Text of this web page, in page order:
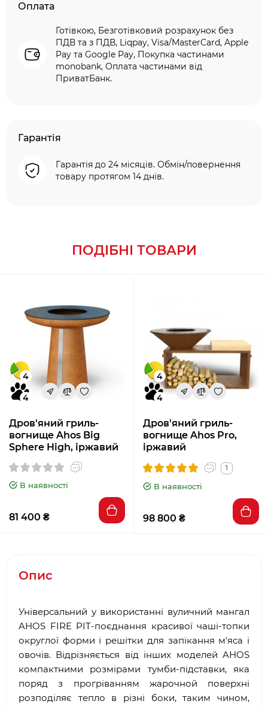
Оплата
Готівкою, Безготівковий розрахунок без
ПДВ та з ПДВ, Liqpay, Visa/MasterCard, Apple
Pay та Google Pay, Покупка частинами
monobank, Оплата частинами від
ПриватБанк.
Гарантія
Гарантія до 24 місяців. Обмін/повернення
товару протягом 14 днів.
ПОДІБНІ ТОВАРИ
4
4
Дров'яний гриль-
вогнище Ahos Big
Sphere High, іржавий
В наявності
81 400 ₴
4
4
Дров'яний гриль-
вогнище Ahos Pro,
іржавий
1
В наявності
98 800 ₴
Опис
Універсальний у використанні вуличний мангал
AHOS FIRE PIT-поєднання красивої чаші-топки
округлої форми і решітки для запікання м'яса і
овочів. Відрізняється від інших моделей AHOS
компактними розмірами тумби-підставки, яка
поряд з прогріванням жарочной поверхні
розподіляє тепло в різні боки, таким чином,